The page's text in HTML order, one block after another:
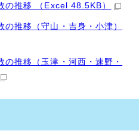
の推移 （Excel 48.5KB）
推移（守山・吉身・小津）
推移（玉津・河西・速野・